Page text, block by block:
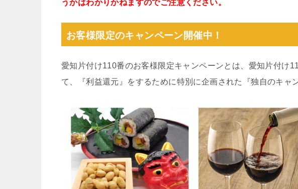
うかはわかりかねますのでご注意ください。
お客様限定のキャンペーン開催中！
愛知片付け110番のお客様限定キャンペーンとは、愛知片付け
て、『利益還元』をするために特別に企画された『独自のキャ